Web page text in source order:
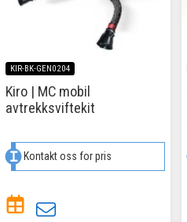
KIR-BK-GEN0204
Kiro | MC mobil
avtrekksviftekit
Kontakt oss for pris